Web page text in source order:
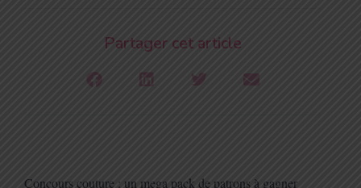
Partager cet article
Concours couture : un mega pack de patrons à gagner